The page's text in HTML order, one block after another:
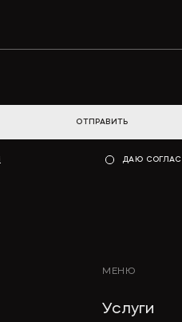
ОТПРАВИТЬ
ДАЮ
МЕНЮ
Услуги